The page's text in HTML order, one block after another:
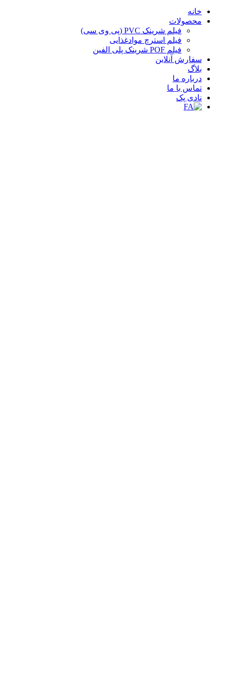
خانه
محصولات
فیلم شرینک PVC (پی وی سی)
فیلم استرچ موادغذایی
فیلم POF شرینک پلی الفین
سفارش آنلاین
بلاگ
درباره ما
تماس با ما
نادی پک